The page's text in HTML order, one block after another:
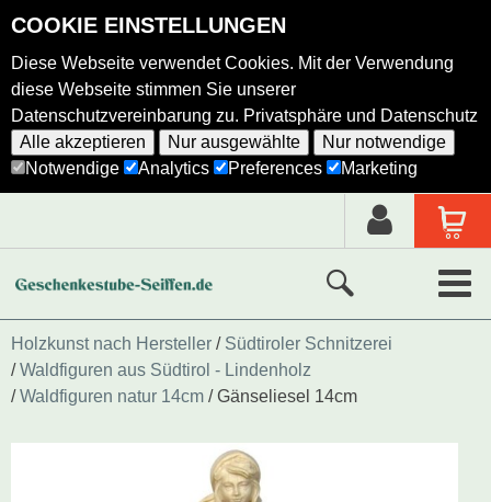
COOKIE EINSTELLUNGEN
Diese Webseite verwendet Cookies. Mit der Verwendung
diese Webseite stimmen Sie unserer
Datenschutzvereinbarung zu. Privatsphäre und Datenschutz
Alle akzeptieren
Nur ausgewählte
Nur notwendige
Notwendige
Analytics Preferences Marketing
Neue Produkte
Ausgewählte Produkte
Alle Produkte
Holzkunst nach Hersteller
Holzkunst nach Hersteller
Südtiroler Schnitzerei
Waldfiguren aus Südtirol - Lindenholz
Waldfiguren natur 14cm
Gänseliesel 14cm